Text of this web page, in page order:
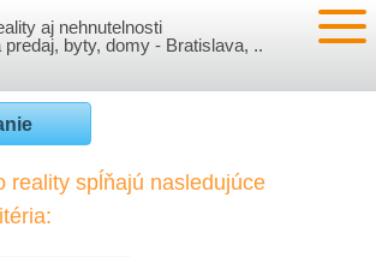
aj nehnutelnosti
predaj, byty, domy - Bratislava, ..
reality spĺňajú nasledujúce